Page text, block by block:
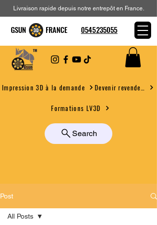
Impression 3D à la demande
Formations LV3D
Search
Livraison rapide depuis notre entrepôt en France.
GSUN FRANCE 0545235055
Post
All Posts